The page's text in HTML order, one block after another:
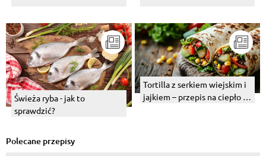
Świeża ryba - jak to
sprawdzić?
Tortilla z serkiem wiejskim i
jajkiem – przepis na ciepło z
Polecane przepisy